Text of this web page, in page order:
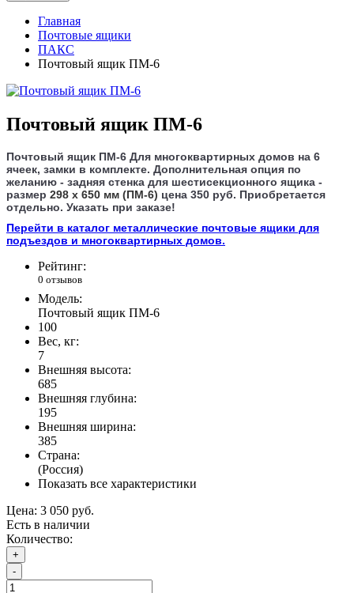
Главная
Почтовые ящики
ПАКС
Почтовый ящик ПМ-6
Почтовый ящик ПМ-6
Почтовый ящик ПМ-6 Для многоквартирных домов на 6
ячеек, замки в комплекте. Дополнительная опция по
желанию - задняя стенка для шестисекционного ящика -
размер 298 x 650 мм (ПМ-6) цена 350 руб. Приобретается
отдельно. Указать при заказе!
Перейти в каталог металлические почтовые ящики для
подъездов и многоквартирных домов.
Рейтинг:
0 отзывов
Модель:
Почтовый ящик ПМ-6
100
Вес, кг:
7
Внешняя высота:
685
Внешняя глубина:
195
Внешняя ширина:
385
Страна:
(Россия)
Показать все характеристики
Цена: 3 050 руб.
Есть в наличии
Количество:
+
-